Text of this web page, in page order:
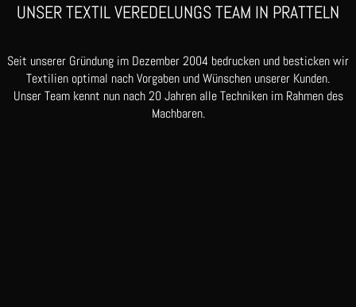
UNSER TEXTIL VEREDELUNGS TEAM IN PRATTELN
Seit unserer Gründung im Dezember 2004 bedrucken und besticken wir
Textilien optimal nach Vorgaben und Wünschen unserer Kunden.
Unser Team kennt nun nach 20 Jahren alle Techniken im Rahmen des
Machbaren.